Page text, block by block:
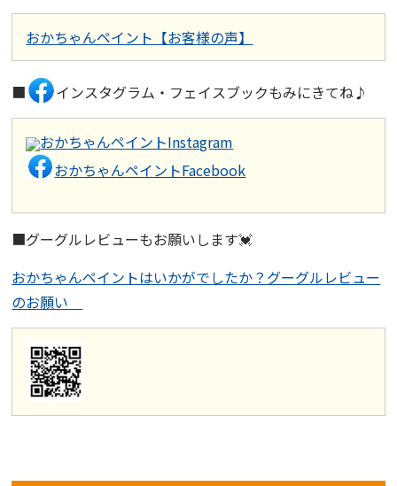
おかちゃんペイント【お客様の声】
■ インスタグラム・フェイスブックもみにきてね♪
おかちゃんペイントInstagram
おかちゃんペイントFacebook
■グーグルレビューもお願いします💓
おかちゃんペイントはいかがでしたか？グーグルレビュー
のお願い